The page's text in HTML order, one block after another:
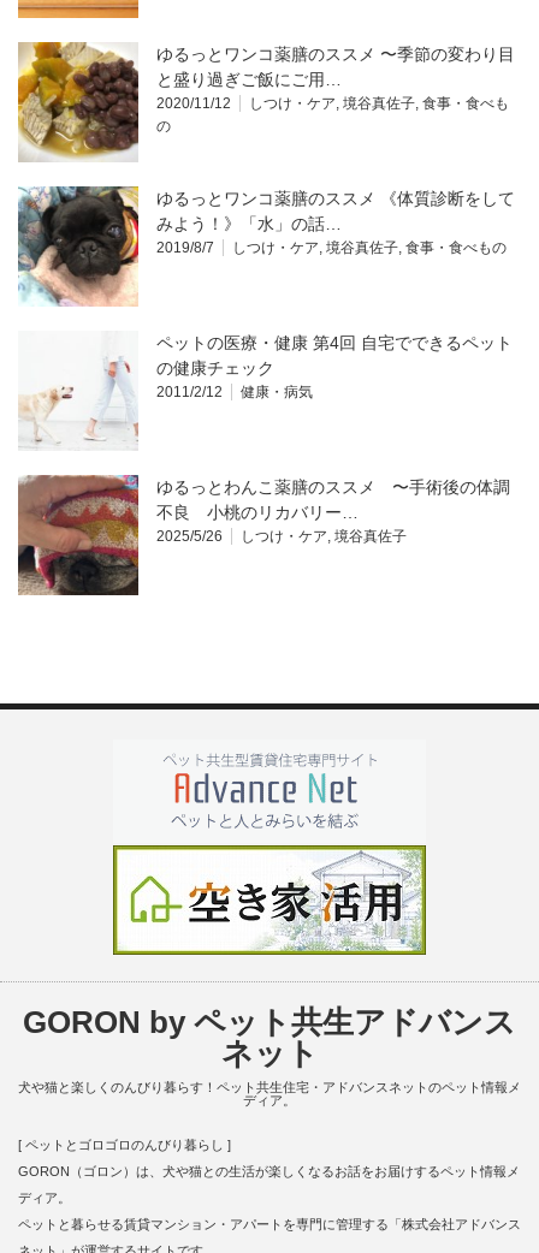
ゆるっとワンコ薬膳のススメ 〜季節の変わり目
と盛り過ぎご飯にご用…
2020/11/12 しつけ・ケア 境谷真佐子 食事・食べも
の
ゆるっとワンコ薬膳のススメ 《体質診断をして
みよう！》「水」の話…
2019/8/7 しつけ・ケア 境谷真佐子 食事・食べもの
ペットの医療・健康 第4回 自宅でできるペット
の健康チェック
2011/2/12 健康・病気
ゆるっとわんこ薬膳のススメ 〜手術後の体調
不良 小桃のリカバリー…
2025/5/26 しつけ・ケア 境谷真佐子
GORON by ペット共生アドバンス
ネット
犬や猫と楽しくのんびり暮らす！ペット共生住宅・アドバンスネットのペット情報メ
ディア。
[ ペットとゴロゴロのんびり暮らし ]
GORON（ゴロン）は、犬や猫との生活が楽しくなるお話をお届けするペット情報メ
ディア。
ペットと暮らせる賃貸マンション・アパートを専門に管理する「株式会社アドバンス
ネット」が運営するサイトです。